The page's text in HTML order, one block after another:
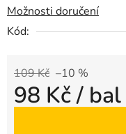
Možnosti doručení
Kód:
109 Kč –10 %
98 Kč/ bal